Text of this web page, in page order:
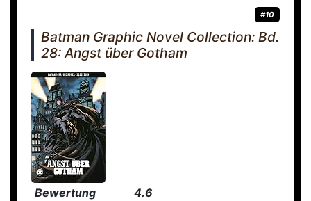
#10
Batman Graphic Novel Collection: Bd.
28: Angst über Gotham
Bewertung
4.6